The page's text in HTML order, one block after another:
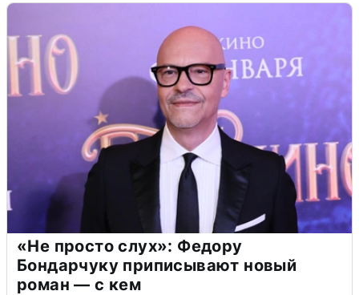
«Не просто слух»: Федору
Бондарчуку приписывают новый
роман — с кем